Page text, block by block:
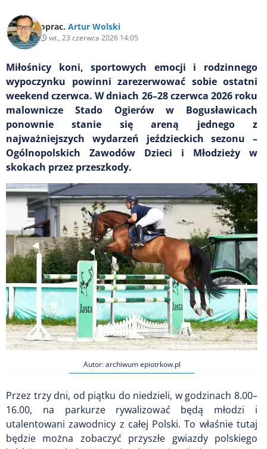
oprac. Artur Wolski
wt., 23 czerwca 2026 14:05
Miłośnicy koni, sportowych emocji i rodzinnego
wypoczynku powinni zarezerwować sobie ostatni
weekend czerwca. W dniach 26–28 czerwca 2026 roku
malownicze Stado Ogierów w Bogusławicach
ponownie stanie się areną jednego z
najważniejszych wydarzeń jeździeckich sezonu –
Ogólnopolskich Zawodów Dzieci i Młodzieży w
skokach przez przeszkody.
Autor: archiwum epiotrkow.pl
Przez trzy dni, od piątku do niedzieli, w godzinach 8.00–
16.00, na parkurze rywalizować będą młodzi i
utalentowani zawodnicy z całej Polski. To właśnie tutaj
będzie można zobaczyć przyszłe gwiazdy polskiego